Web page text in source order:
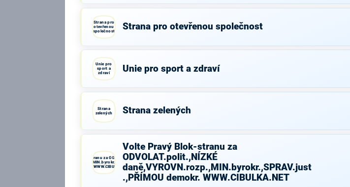
Strana pro
otevřenou
společnost
Strana pro otevřenou společnost
Unie pro
sport a
zdraví
Unie pro sport a zdraví
Strana
zelených
Strana zelených
Volte Pravý Blok-stranu za ODVOLAT.polit.,NÍZKÉ
daně,VYROVN.rozp.,MIN.byrokr.,SPRAV.just.,PŘÍMOU
demokr. WWW.CIBULKA.NET
Volte Pravý Blok-stranu za
ODVOLAT.polit.,NÍZKÉ
daně,VYROVN.rozp.,MIN.byrokr.,SPRAV.just
.,PŘÍMOU demokr. WWW.CIBULKA.NET